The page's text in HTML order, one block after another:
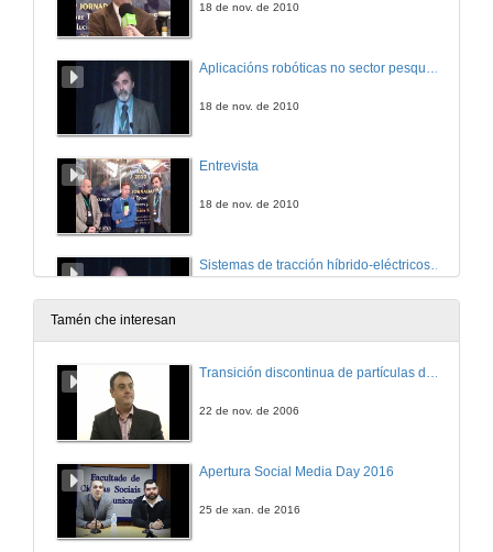
18 de nov. de 2010
18 de nov. de 2010
Entrevista
18 de nov. de 2010
18 de nov. de 2010
Tamén che interesan
Transición discontinua de partículas de microgel termosensible
22 de nov. de 2006
Apertura Social Media Day 2016
25 de xan. de 2016